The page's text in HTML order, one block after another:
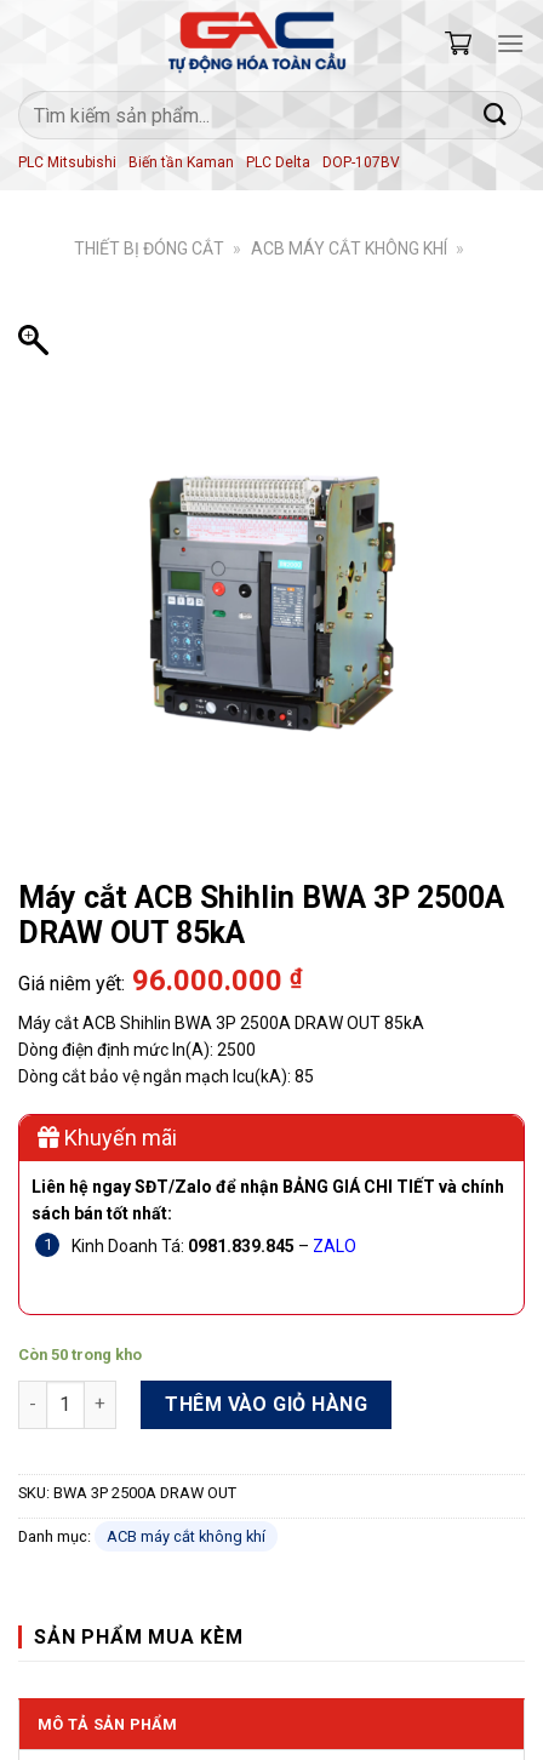
Tìm
kiếm:
PLC Mitsubishi Biến tần Kaman PLC Delta DOP-107BV
THIẾT BỊ ĐÓNG CẮT » ACB MÁY CẮT KHÔNG KHÍ »
Máy cắt ACB Shihlin BWA 3P 2500A
DRAW OUT 85kA
96.000.000 ₫
Máy cắt ACB Shihlin BWA 3P 2500A DRAW OUT 85kA
Dòng điện định mức In(A): 2500
Dòng cắt bảo vệ ngắn mạch Icu(kA): 85
Khuyến mãi
Liên hệ ngay SĐT/Zalo để nhận BẢNG GIÁ CHI TIẾT và chính
sách bán tốt nhất:
Kinh Doanh Tá: 0981.839.845 – ZALO
Còn 50 trong kho
Máy cắt ACB Shihlin BWA 3P 2500A DRAW OUT 85kA số lượng
THÊM VÀO GIỎ HÀNG
SKU: BWA 3P 2500A DRAW OUT
Danh mục: ACB máy cắt không khí
SẢN PHẨM MUA KÈM
MÔ TẢ SẢN PHẨM